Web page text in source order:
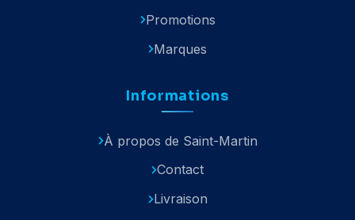
Promotions
Marques
Informations
À propos de Saint-Martin
Contact
Livraison